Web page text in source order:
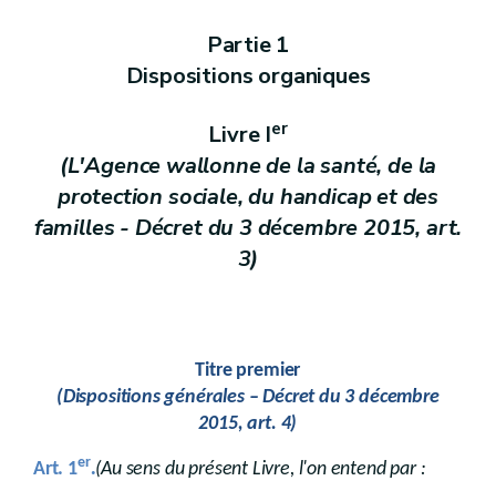
Action sociale
(Intégration des personnes étrangères
LivreIII
LivreIV
Intégration des personnes handicapées
Aide aux aînés
(Les maisons d’hébergement collectif de
Dispositions transitoires
Partie 1
Dispositions organiques
Livre Ier
(L'Agence wallonne de la santé, de la
protection sociale, du handicap et des
familles - Décret du 3 décembre 2015, art.
3)
Titre premier
(Dispositions générales – Décret du 3 décembre
2015, art. 4)
Art. 1er.(Au sens du présent Livre, l'on entend par :